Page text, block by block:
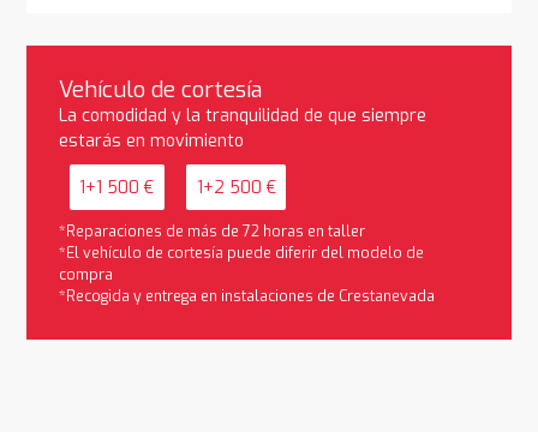
Vehículo de cortesía
La comodidad y la tranquilidad de que siempre
estarás en movimiento
1+1 500 € 1+2 500 €
*Reparaciones de más de 72 horas en taller
*El vehículo de cortesía puede diferir del modelo de
compra
*Recogida y entrega en instalaciones de Crestanevada